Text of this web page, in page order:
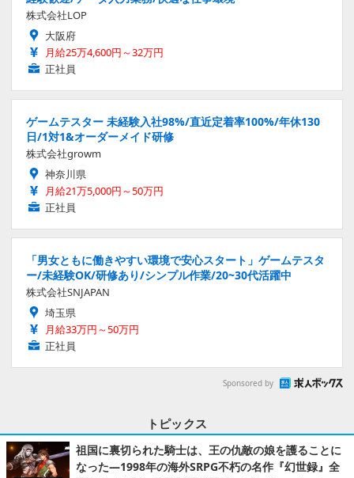
株式会社LOP
大阪府
月給25万4,600円～32万円
正社員
ゲームテスター 未経験入社98%/直近定着率100%/年休130
日/1対1&オーダーメイド研修
株式会社growm
神奈川県
月給21万5,000円～50万円
正社員
「男女ともに働きやすい環境で安心スタート」ゲームテスタ
ー/未経験OK/研修あり/シンプル作業/20~30代活躍中
株式会社SNJAPAN
埼玉県
月給33万円～50万円
正社員
Sponsored by
トピックス
祖国に裏切られた騎士は、王の仇敵の娘を護ることに
なった―1998年の海外SRPG不朽の名作『幻世録』全